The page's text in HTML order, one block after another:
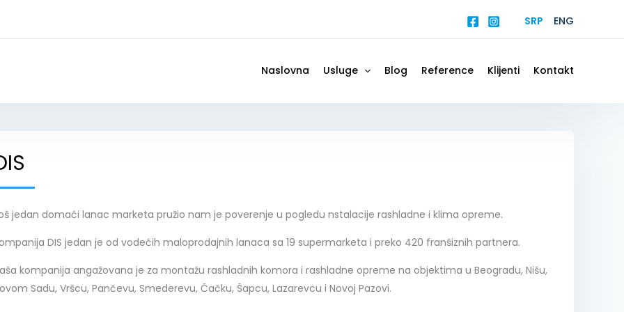
SRP ENG
Naslovna Usluge Blog Reference Klijenti Kontakt
jedan domaći lanac marketa pružio nam je poverenje u pogledu nstalacije rashladne i klima opreme.
DIS jedan je od vodećih maloprodajnih lanaca sa 19 supermarketa i preko 420 franšiznih partnera.
kompanija angažovana je za montažu rashladnih komora i rashladne opreme na objektima u Beogradu, Nišu,
Sadu, Vršcu, Pančevu, Smederevu, Čačku, Šapcu, Lazarevcu i Novoj Pazovi.